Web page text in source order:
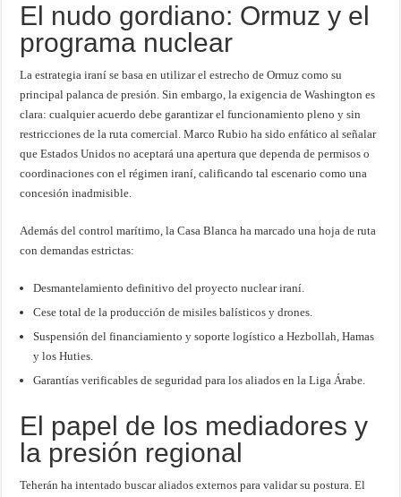
El nudo gordiano: Ormuz y el
programa nuclear
La estrategia iraní se basa en utilizar el estrecho de Ormuz como su
principal palanca de presión. Sin embargo, la exigencia de Washington es
clara: cualquier acuerdo debe garantizar el funcionamiento pleno y sin
restricciones de la ruta comercial. Marco Rubio ha sido enfático al señalar
que Estados Unidos no aceptará una apertura que dependa de permisos o
coordinaciones con el régimen iraní, calificando tal escenario como una
concesión inadmisible.
Además del control marítimo, la Casa Blanca ha marcado una hoja de ruta
con demandas estrictas:
Desmantelamiento definitivo del proyecto nuclear iraní.
Cese total de la producción de misiles balísticos y drones.
Suspensión del financiamiento y soporte logístico a Hezbollah, Hamas
y los Huties.
Garantías verificables de seguridad para los aliados en la Liga Árabe.
El papel de los mediadores y
la presión regional
Teherán ha intentado buscar aliados externos para validar su postura. El